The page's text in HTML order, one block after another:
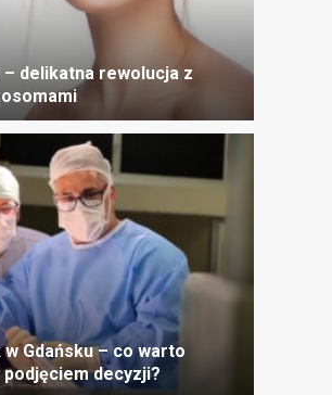
delikatna rewolucja z
Gdańsku – co warto
decyzji?